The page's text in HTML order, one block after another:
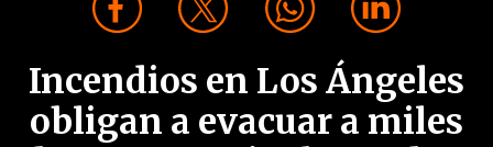
Incendios en Los Ángeles
obligan a evacuar a miles